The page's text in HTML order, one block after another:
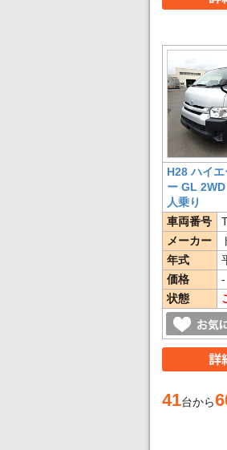
H28 ハイ
ー GL
人乗り
車両番号
メーカー
年式
価格
-
状態
41台から